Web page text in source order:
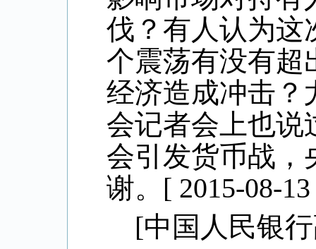
伐？有人认为这
个震荡有没有超
经济造成冲击？
会记者会上也说
会引发货币战，
谢。 [ 2015-08-
[中国人民银